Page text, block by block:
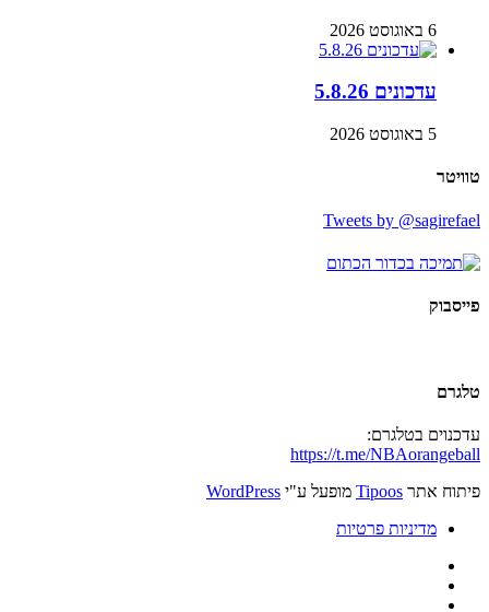
6 באוגוסט 2026
עדכונים 5.8.26
5 באוגוסט 2026
טוויטר
Tweets by @sagirefael
פייסבוק
טלגרם
עדכנוים בטלגרם:
https://t.me/NBAorangeball
פיתוח אתר Tipoos מופעל ע"י WordPress
מדיניות פרטיות